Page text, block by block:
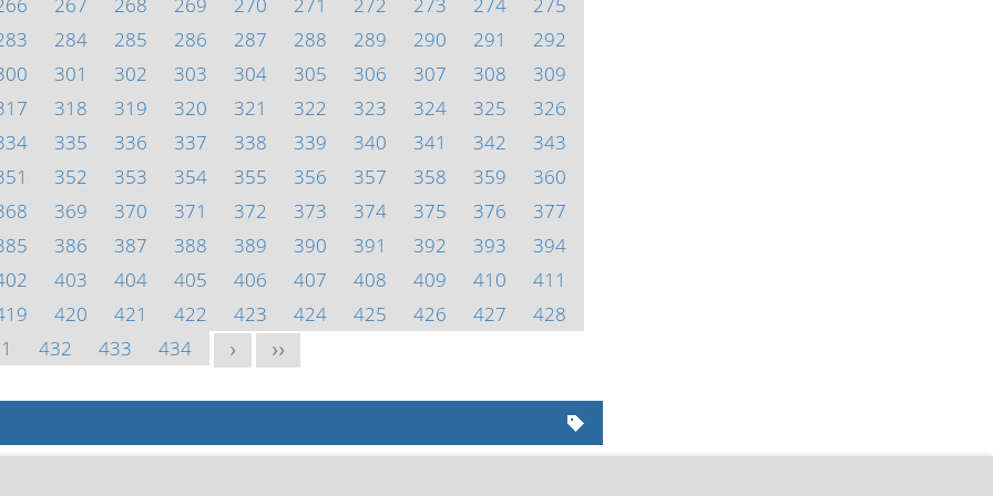
284 285 286 287 288 289 290 291
292
301 302 303 304 305 306 307 308
309
318 319 320 321 322 323 324 325
326
335 336 337 338 339 340 341 342
343
352 353 354 355 356 357 358 359
360
369 370 371 372 373 374 375 376
377
386 387 388 389 390 391 392 393
394
403 404 405 406 407 408 409 410
411
420 421 422 423 424 425 426 427
428
432 433 434 > >>